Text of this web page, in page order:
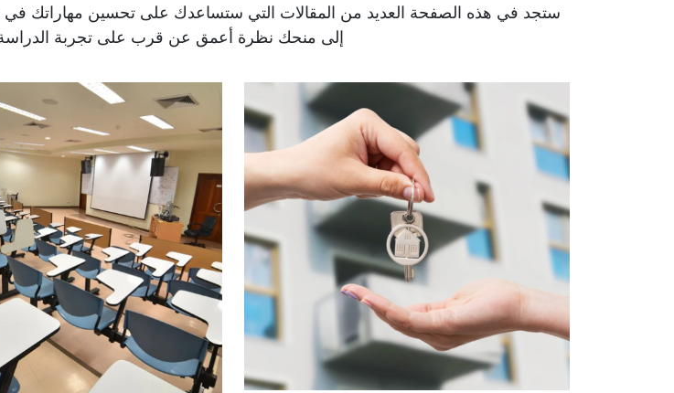
ستجد في هذه الصفحة العديد من المقالات التي ستساعدك على تحسين مهاراتك في
إلى منحك نظرة أعمق عن قرب على تجربة